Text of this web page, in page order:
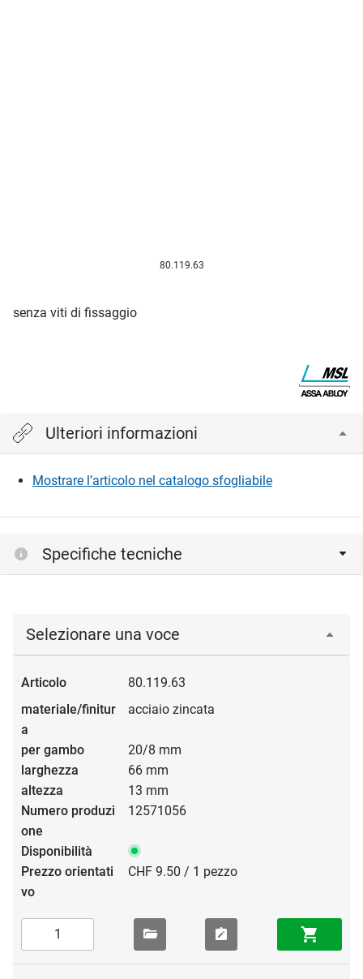
80.119.63
senza viti di fissaggio
Ulteriori informazioni
Mostrare l’articolo nel catalogo sfogliabile
Specifiche tecniche
Selezionare una voce
80.119.63
acciaio zincata
20/8 mm
66 mm
13 mm
12571056
CHF 9.50 / 1 pezzo